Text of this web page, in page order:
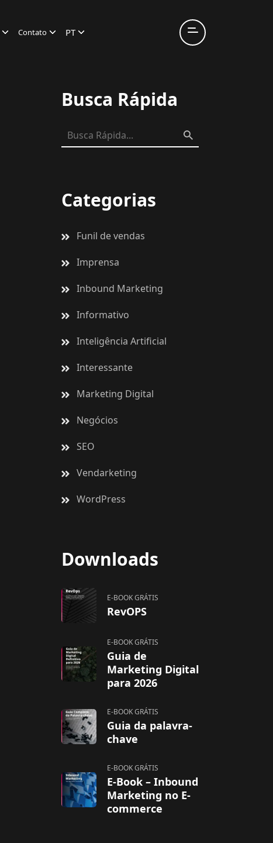
Contato PT
Busca Rápida
Categorias
Funil de vendas
Imprensa
Inbound Marketing
Informativo
Inteligência Artificial
Interessante
Marketing Digital
Negócios
SEO
Vendarketing
WordPress
Downloads
E-BOOK GRÁTIS
RevOPS
E-BOOK GRÁTIS
Guia de
Marketing Digital
para 2026
E-BOOK GRÁTIS
Guia da palavra-
chave
E-BOOK GRÁTIS
E-Book – Inbound
Marketing no E-
commerce